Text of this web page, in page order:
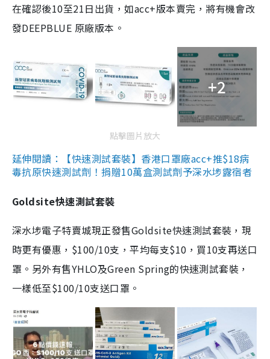
在確認後10至21日出貨，如acc+版本賣完，將有機會改
發DEEPBLUE 原廠版本。
+2
點擊圖片放大
延伸閱讀：【快速測試套裝】香港口罩廠acc+推$18病
毒抗原快速測試劑！捐贈10萬盒測試劑予深水埗露宿者
Goldsite快速測試套裝
深水埗電子特賣城現正發售Goldsite快速測試套裝，現
時更有優惠，$100/10支，平均每支$10，買10支再送口
罩。另外有售YHLO及Green Spring的快速測試套裝，
一樣低至$100/10支送口罩。